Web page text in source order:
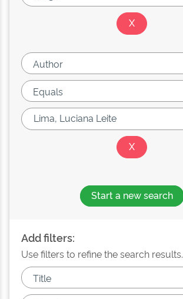
Start a new search
Add filters:
Use filters to refine the search results.